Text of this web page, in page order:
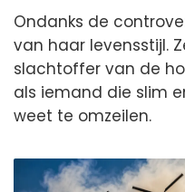
Ondanks de
van haar levensstijl.
slachtoffer van de
als iemand die slim
weet te omzeilen.